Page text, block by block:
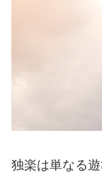
独楽は単なる